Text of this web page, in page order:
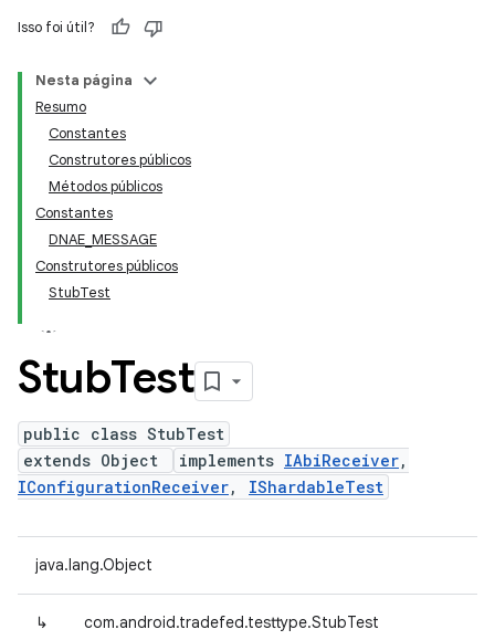
Isso foi útil?
Nesta página
Resumo
Constantes
Construtores públicos
Métodos públicos
Constantes
DNAE_MESSAGE
Construtores públicos
StubTest
StubTest
public class StubTest
extends Object
implements IAbiReceiver,
IConfigurationReceiver, IShardableTest
java.lang.Object
↳ com.android.tradefed.testtype.StubTest